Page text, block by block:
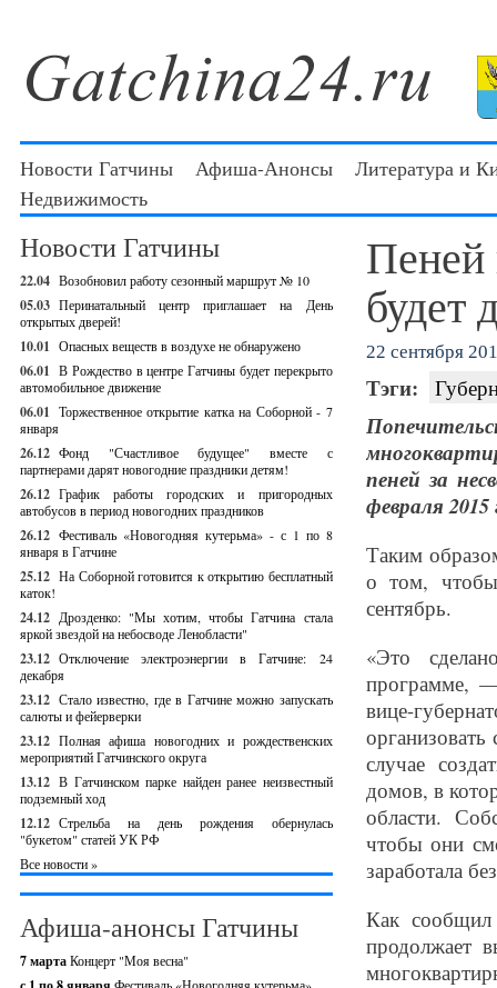
Новости Гатчины Афиша-Анонсы
Литература и
Недвижимость
Новости Гатчины
22.04 Возобновил работу сезонный маршрут № 10
05.03 Перинатальный центр приглашает на День
открытых дверей!
10.01 Опасных веществ в воздухе не обнаружено
06.01 В Рождество в центре Гатчины будет перекрыто
автомобильное движение
06.01 Торжественное открытие катка на Соборной - 7
января
26.12 Фонд "Счастливое будущее" вместе с
партнерами дарят новогодние праздники детям!
26.12 График работы городских и пригородных
автобусов в период новогодних праздников
26.12 Фестиваль «Новогодняя кутерьма» - с 1 по 8
января в Гатчине
25.12 На Соборной готовится к открытию бесплатный
каток!
24.12 Дрозденко: "Мы хотим, чтобы Гатчина стала
яркой звездой на небосводе Ленобласти"
23.12 Отключение электроэнергии в Гатчине: 24
декабря
23.12 Стало известно, где в Гатчине можно запускать
салюты и фейерверки
23.12 Полная афиша новогодних и рождественских
мероприятий Гатчинского округа
13.12 В Гатчинском парке найден ранее неизвестный
подземный ход
12.12 Стрельба на день рождения обернулась
"букетом" статей УК РФ
Все новости »
Афиша-анонсы Гатчины
7 мартаКонцерт "Моя весна"
Пеней
будет
22 сентября
Тэги:
пеней за
февраля 2015
Таким
о том,
сентябрь.
«Это
программе, —
вице-
случае
домов, в
области.
чтобы они
заработала
Как сообщил
продолжает